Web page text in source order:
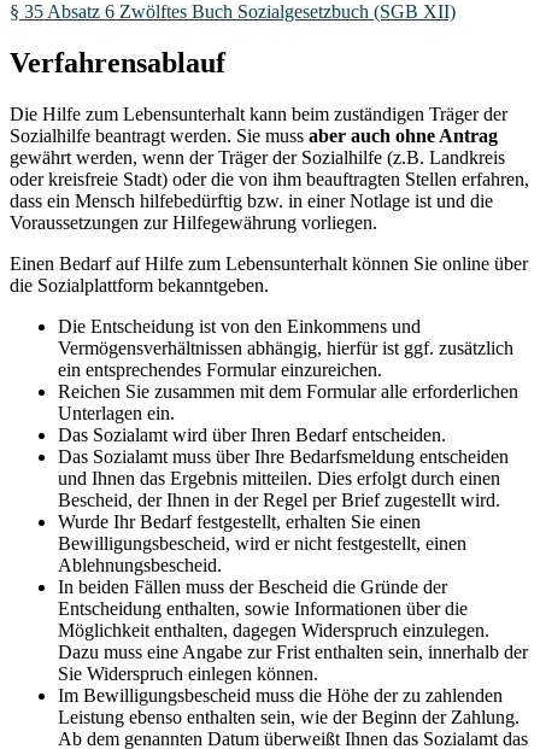
§ 35 Absatz 6 Zwölftes Buch Sozialgesetzbuch (SGB XII)
Verfahrensablauf
Die Hilfe zum Lebensunterhalt kann beim zuständigen Träger der
Sozialhilfe beantragt werden. Sie muss aber auch ohne Antrag
gewährt werden, wenn der Träger der Sozialhilfe (z.B. Landkreis
oder kreisfreie Stadt) oder die von ihm beauftragten Stellen erfahren,
dass ein Mensch hilfebedürftig bzw. in einer Notlage ist und die
Voraussetzungen zur Hilfegewährung vorliegen.
Einen Bedarf auf Hilfe zum Lebensunterhalt können Sie online über
die Sozialplattform bekanntgeben.
Die Entscheidung ist von den Einkommens und
Vermögensverhältnissen abhängig, hierfür ist ggf. zusätzlich
ein entsprechendes Formular einzureichen.
Reichen Sie zusammen mit dem Formular alle erforderlichen
Unterlagen ein.
Das Sozialamt wird über Ihren Bedarf entscheiden.
Das Sozialamt muss über Ihre Bedarfsmeldung entscheiden
und Ihnen das Ergebnis mitteilen. Dies erfolgt durch einen
Bescheid, der Ihnen in der Regel per Brief zugestellt wird.
Wurde Ihr Bedarf festgestellt, erhalten Sie einen
Bewilligungsbescheid, wird er nicht festgestellt, einen
Ablehnungsbescheid.
In beiden Fällen muss der Bescheid die Gründe der
Entscheidung enthalten, sowie Informationen über die
Möglichkeit enthalten, dagegen Widerspruch einzulegen.
Dazu muss eine Angabe zur Frist enthalten sein, innerhalb der
Sie Widerspruch einlegen können.
Im Bewilligungsbescheid muss die Höhe der zu zahlenden
Leistung ebenso enthalten sein, wie der Beginn der Zahlung.
Ab dem genannten Datum überweißt Ihnen das Sozialamt das